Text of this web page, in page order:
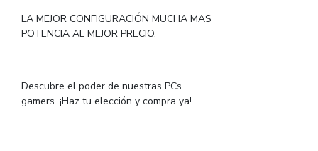
LA MEJOR CONFIGURACIÓN MUCHA MAS
POTENCIA AL MEJOR PRECIO.
Descubre el poder de nuestras PCs
gamers. ¡Haz tu elección y compra ya!